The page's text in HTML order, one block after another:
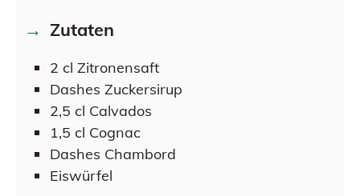
Zutaten
2 cl Zitronensaft
Dashes Zuckersirup
2,5 cl Calvados
1,5 cl Cognac
Dashes Chambord
Eiswürfel